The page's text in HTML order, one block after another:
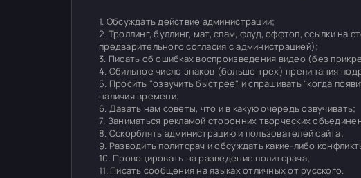
1. Обсуждать действие администрации;
2. Троллинг, буллинг, мат, спам, флуд, оффтоп, ссылки на
предварительного согласия с администрацией);
3. Писать об ошибках воспроизведения видео (без
4. Обильное число знаков (больше трех) препинания
5. Просить "озвучить быстрее" и спрашивать "когда
наличия времени;
6. Давать нам советы, что и в какую очередь озвучивать;
7. Заниматься рекламой сторонних творческих
8. Оскорблять администрацию и пользователей сайта;
9. Разводить политсрач и обсуждать какие-либо
10. Провоцировать на разведение политсрача;
11. Писать сообщения на языках отличных от русского.